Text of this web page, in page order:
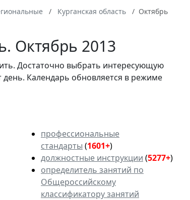
Курганская область
Октябрь
Октябрь 2013
Достаточно выбрать интересующую
день. Календарь обновляется в режиме
профессиональные
стандарты (1601+)
должностные инструкции (5277+)
определитель занятий по
Общероссийскому
классификатору занятий